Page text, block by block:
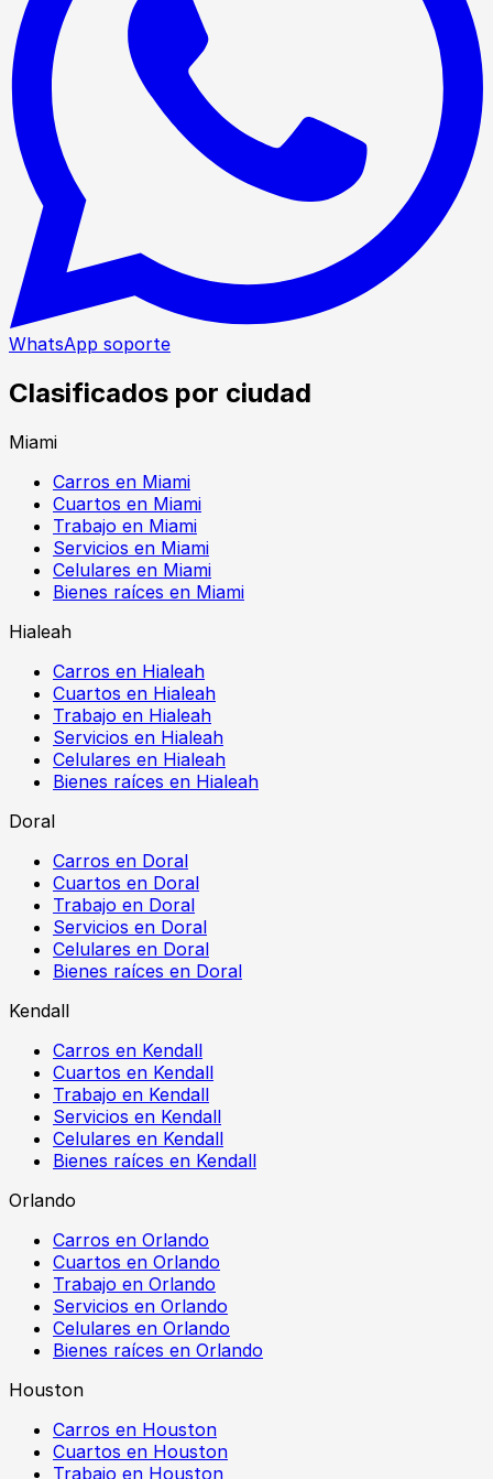
WhatsApp soporte
Clasificados por ciudad
Miami
Carros en Miami
Cuartos en Miami
Trabajo en Miami
Servicios en Miami
Celulares en Miami
Bienes raíces en Miami
Hialeah
Carros en Hialeah
Cuartos en Hialeah
Trabajo en Hialeah
Servicios en Hialeah
Celulares en Hialeah
Bienes raíces en Hialeah
Doral
Carros en Doral
Cuartos en Doral
Trabajo en Doral
Servicios en Doral
Celulares en Doral
Bienes raíces en Doral
Kendall
Carros en Kendall
Cuartos en Kendall
Trabajo en Kendall
Servicios en Kendall
Celulares en Kendall
Bienes raíces en Kendall
Orlando
Carros en Orlando
Cuartos en Orlando
Trabajo en Orlando
Servicios en Orlando
Celulares en Orlando
Bienes raíces en Orlando
Houston
Carros en Houston
Cuartos en Houston
Trabajo en Houston